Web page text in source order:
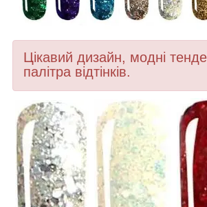
Цікавий дизайн, модні
палітра відтінків.